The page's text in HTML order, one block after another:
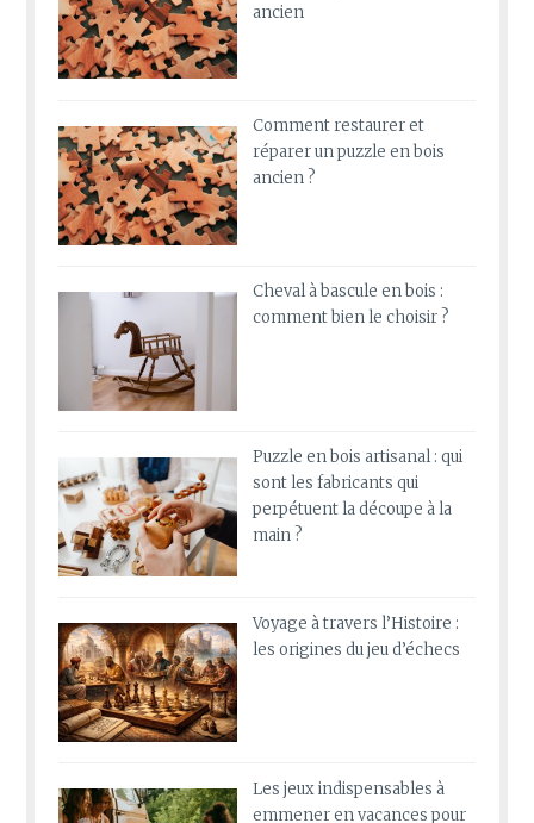
ancien
Comment restaurer et
réparer un puzzle en bois
ancien ?
Cheval à bascule en bois :
comment bien le choisir ?
Puzzle en bois artisanal : qui
sont les fabricants qui
perpétuent la découpe à la
main ?
Voyage à travers l’Histoire :
les origines du jeu d’échecs
Les jeux indispensables à
emmener en vacances pour